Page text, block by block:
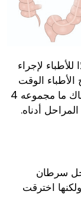
لإجراء
الوقت
لتنفيذ خطة والخروج بأفضل إجراء للعلاج. هناك ما مجموعه 4
أدناه.
سرطان
اخترقت